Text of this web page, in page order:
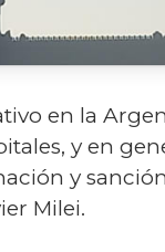
en la
y en
y sanción
Milei.